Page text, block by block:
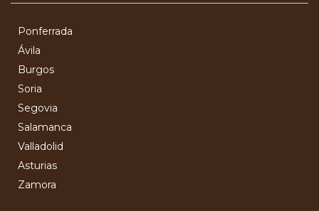
Ponferrada
Ávila
Burgos
Soria
Segovia
Salamanca
Valladolid
Asturias
Zamora